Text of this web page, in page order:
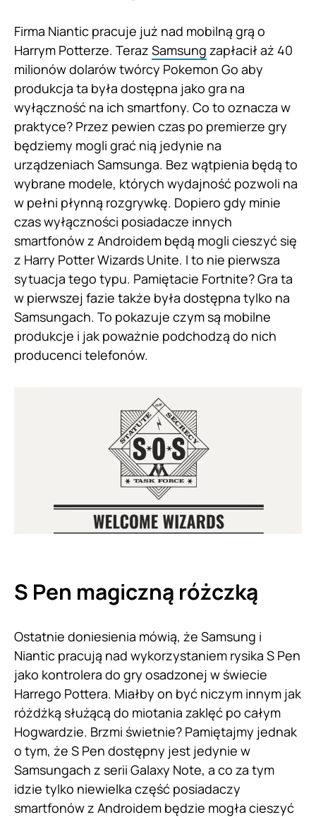
Firma Niantic pracuje już nad mobilną grą o
Harrym Potterze. Teraz Samsung zapłacił aż 40
milionów dolarów twórcy Pokemon Go aby
produkcja ta była dostępna jako gra na
wyłączność na ich smartfony. Co to oznacza w
praktyce? Przez pewien czas po premierze gry
będziemy mogli grać nią jedynie na
urządzeniach Samsunga. Bez wątpienia będą to
wybrane modele, których wydajność pozwoli na
w pełni płynną rozgrywkę. Dopiero gdy minie
czas wyłączności posiadacze innych
smartfonów z Androidem będą mogli cieszyć się
z Harry Potter Wizards Unite. I to nie pierwsza
sytuacja tego typu. Pamiętacie Fortnite? Gra ta
w pierwszej fazie także była dostępna tylko na
Samsungach. To pokazuje czym są mobilne
produkcje i jak poważnie podchodzą do nich
producenci telefonów.
S Pen magiczną różczką
Ostatnie doniesienia mówią, że Samsung i
Niantic pracują nad wykorzystaniem rysika S Pen
jako kontrolera do gry osadzonej w świecie
Harrego Pottera. Miałby on być niczym innym jak
różdżką służącą do miotania zaklęć po całym
Hogwardzie. Brzmi świetnie? Pamiętajmy jednak
o tym, że S Pen dostępny jest jedynie w
Samsungach z serii Galaxy Note, a co za tym
idzie tylko niewielka część posiadaczy
smartfonów z Androidem będzie mogła cieszyć